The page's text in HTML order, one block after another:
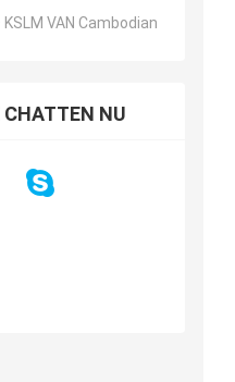
VAN Cambodian
CHATTEN NU